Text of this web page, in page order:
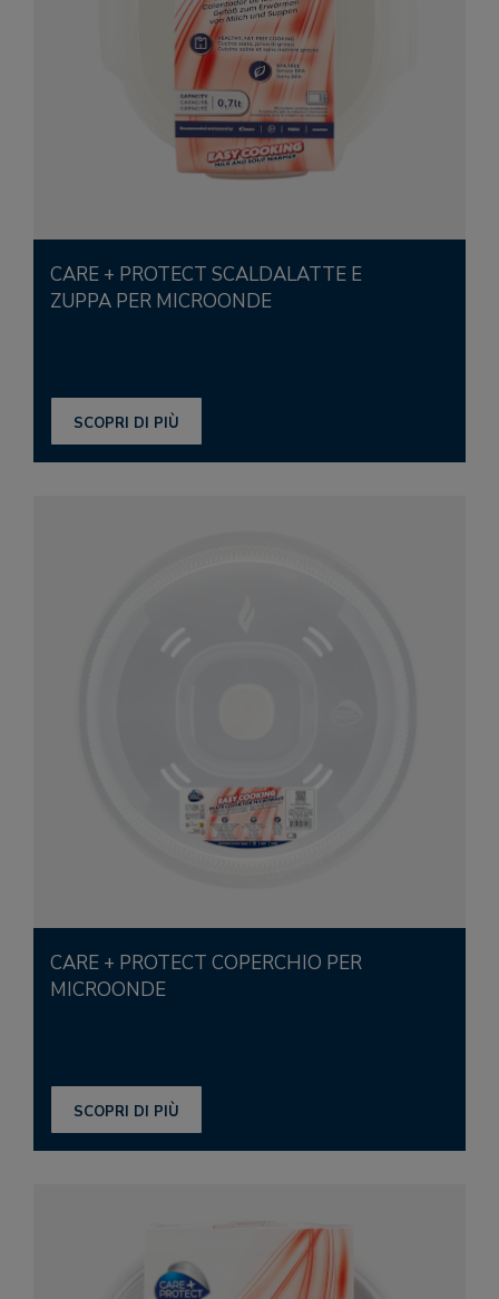
CARE + PROTECT SCALDALATTE E
ZUPPA PER MICROONDE
SCOPRI DI PIÙ
CARE + PROTECT COPERCHIO PER
MICROONDE
SCOPRI DI PIÙ